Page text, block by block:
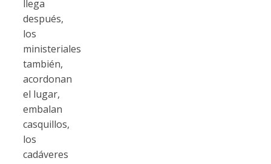
llega
después,
los
ministeriales
también,
acordonan
el lugar,
embalan
casquillos,
los
cadáveres